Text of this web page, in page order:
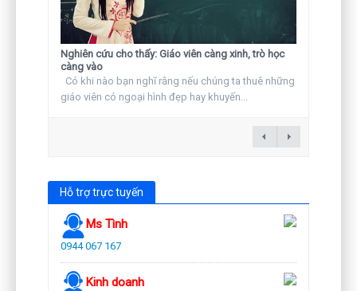
Nghiên cứu cho thấy: Giáo viên càng xinh, trò học
càng vào
Có khi nào bạn nghĩ rằng nếu chúng ta thuê những
giáo viên có ngoại hình đẹp hay khuyến...
Hỗ trợ trực tuyến
Ms Tình
0944 067 167
Kinh doanh